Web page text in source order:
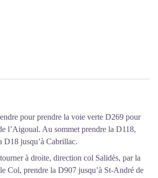
pour prendre la voie verte D269 pour
l’Aigoual. Au sommet prendre la D118,
D18 jusqu’à Cabrillac.
à droite, direction col Salidès, par la
Col, prendre la D907 jusqu’à St-André de